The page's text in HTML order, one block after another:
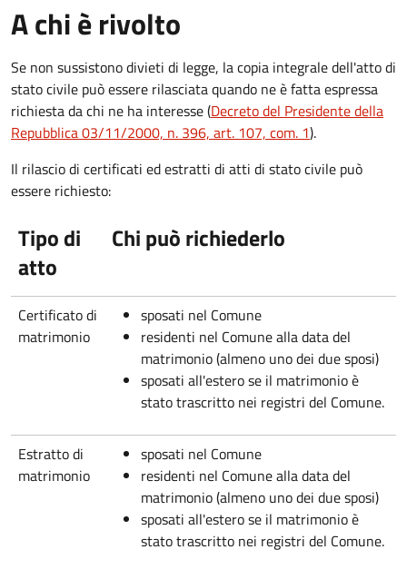
A chi è rivolto
Se non sussistono divieti di legge, la copia integrale dell'atto di
stato civile può essere rilasciata quando ne è fatta espressa
richiesta da chi ne ha interesse (Decreto del Presidente della
Repubblica 03/11/2000, n. 396, art. 107, com. 1).
Il rilascio di certificati ed estratti di atti di stato civile può
essere richiesto:
Tipo di
atto
Chi può richiederlo
Certificato di
matrimonio
sposati nel Comune
residenti nel Comune alla data del
matrimonio (almeno uno dei due sposi)
sposati all'estero se il matrimonio è
stato trascritto nei registri del Comune.
Estratto di
matrimonio
sposati nel Comune
residenti nel Comune alla data del
matrimonio (almeno uno dei due sposi)
sposati all'estero se il matrimonio è
stato trascritto nei registri del Comune.